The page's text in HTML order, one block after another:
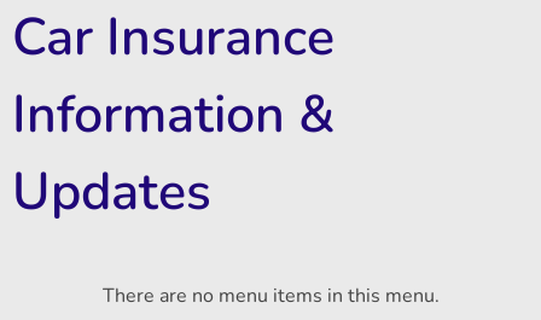
Car Insurance
Information &
Updates
There are no menu items in this menu.